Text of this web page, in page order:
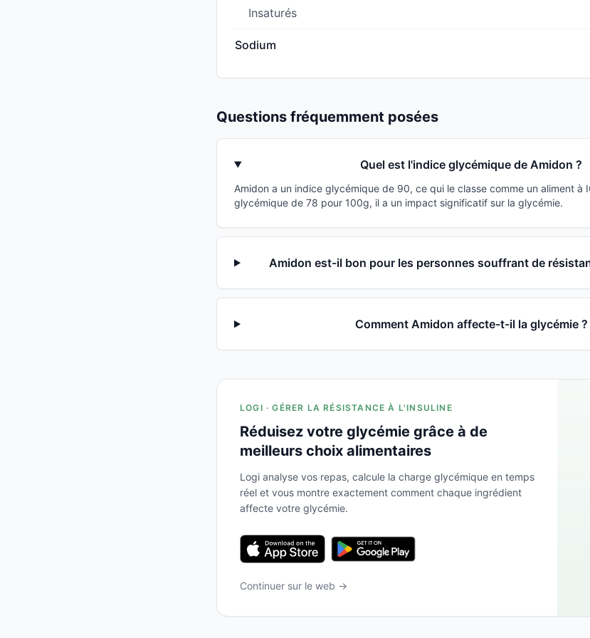
Insaturés
Sodium
Questions fréquemment posées
Quel est l'indice glycémique de Amidon ?
Amidon a un indice glycémique de 90, ce qui le classe comme un aliment à
glycémique de 78 pour 100g, il a un impact significatif sur la glycémie.
Amidon est-il bon pour les personnes souffrant de
Comment Amidon affecte-t-il la glycémie ?
LOGI · GÉRER LA RÉSISTANCE À L'INSULINE
Réduisez votre glycémie grâce à de
meilleurs choix alimentaires
Logi analyse vos repas, calcule la charge glycémique en temps
réel et vous montre exactement comment chaque ingrédient
affecte votre glycémie.
Continuer sur le web →